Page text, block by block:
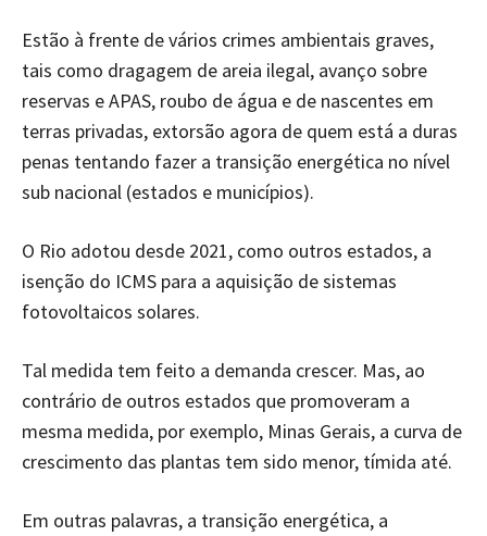
Estão à frente de vários crimes ambientais graves,
tais como dragagem de areia ilegal, avanço sobre
reservas e APAS, roubo de água e de nascentes em
terras privadas, extorsão agora de quem está a duras
penas tentando fazer a transição energética no nível
sub nacional (estados e municípios).
O Rio adotou desde 2021, como outros estados, a
isenção do ICMS para a aquisição de sistemas
fotovoltaicos solares.
Tal medida tem feito a demanda crescer. Mas, ao
contrário de outros estados que promoveram a
mesma medida, por exemplo, Minas Gerais, a curva de
crescimento das plantas tem sido menor, tímida até.
Em outras palavras, a transição energética, a